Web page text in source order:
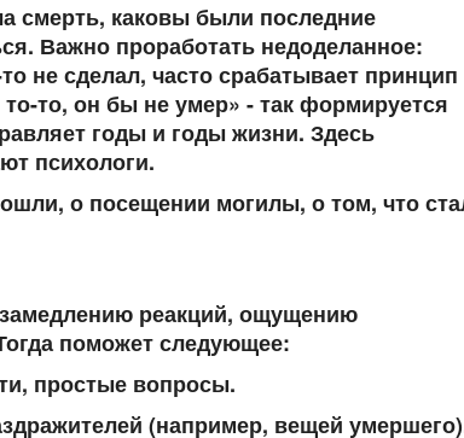
смерть, каковы были последние
Важно проработать недоделанное:
не сделал, часто срабатывает принцип
то, он бы не умер» - так формируется
годы и годы жизни. Здесь
психологи.
о посещении могилы, о том, что
реакций, ощущению
поможет следующее:
простые вопросы.
(например, вещей